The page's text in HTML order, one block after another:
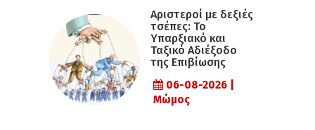
Αριστεροί με δεξιές
τσέπες: Το
Υπαρξιακό και
Ταξικό Αδιέξοδο
της Επιβίωσης
06-08-2026 |
Μώμος